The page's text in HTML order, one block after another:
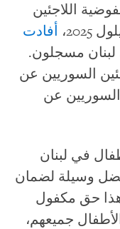
اللاجئين
أفادت
سوري في لبنان مسجلون.
اللاجئين السوريين عن
اللاجئين السوريين عن
في لبنان
وسيلة لضمان
هذا حق مكفول
جميعهم،